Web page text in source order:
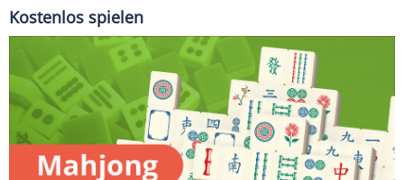
Kostenlos spielen